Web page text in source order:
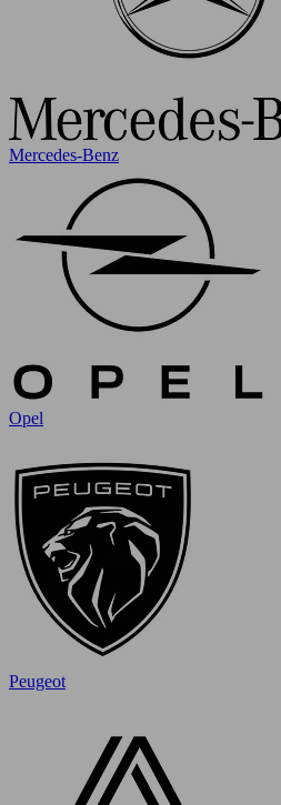
Mercedes-Benz
Opel
Peugeot